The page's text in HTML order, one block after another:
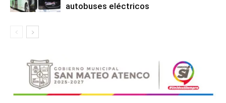
autobuses eléctricos